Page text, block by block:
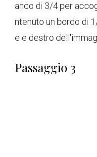
anco di 3/4 per
ntenuto un bordo di
e e destro
Passaggio 3